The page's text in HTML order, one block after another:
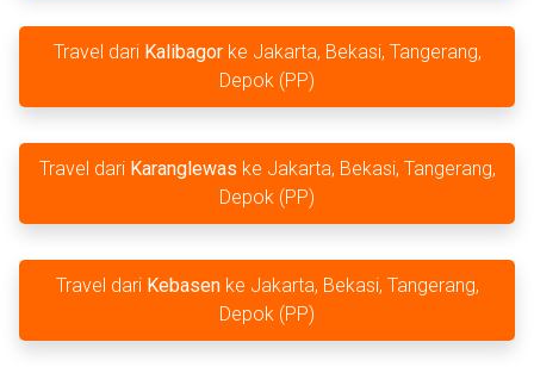
Travel dari Kalibagorke Jakarta, Bekasi, Tangerang,
Depok (PP)
Travel dari Karanglewas ke Jakarta, Bekasi, Tangerang,
Depok (PP)
Travel dari Kebasenke Jakarta, Bekasi, Tangerang,
Depok (PP)